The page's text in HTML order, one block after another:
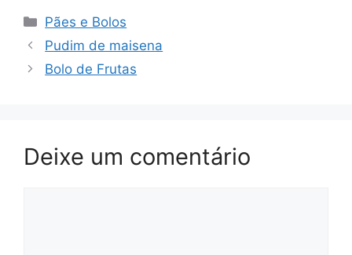
Categorias
Pães e Bolos
Pudim de maisena
Bolo de Frutas
Deixe um comentário